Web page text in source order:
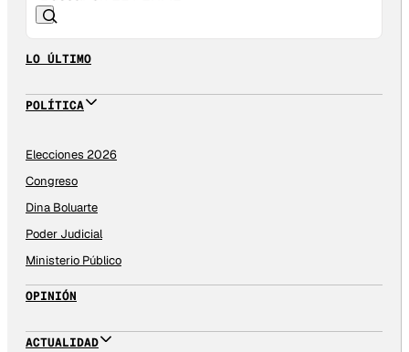
LO ÚLTIMO
POLÍTICA
Elecciones 2026
Congreso
Dina Boluarte
Poder Judicial
Ministerio Público
OPINIÓN
ACTUALIDAD